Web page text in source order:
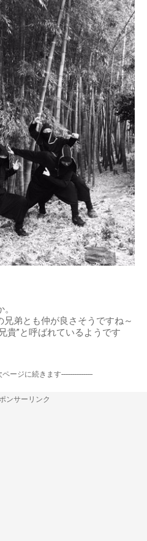
弟とも仲が良さそうですね～
貴”と呼ばれているようです
ページに続きます-----------------
ンサーリンク